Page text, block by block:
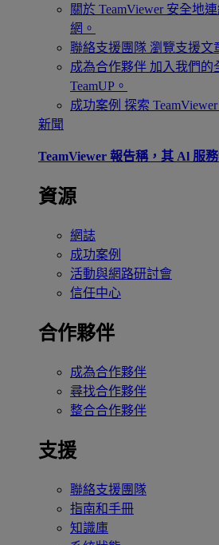
關於 TeamViewer 安全地
網。
聯絡支援團隊 瀏覽支援文
成為合作夥伴 加入我們的
TeamUP。
成功案例 探索
新聞
TeamViewer 報告稱，其 Al 服
資源
網誌
成功案例
活動與網路研討會
信任中心
合作夥伴
成為合作夥伴
尋找合作夥伴
整合合作夥伴
支援
聯絡支援團隊
指南和手冊
知識庫